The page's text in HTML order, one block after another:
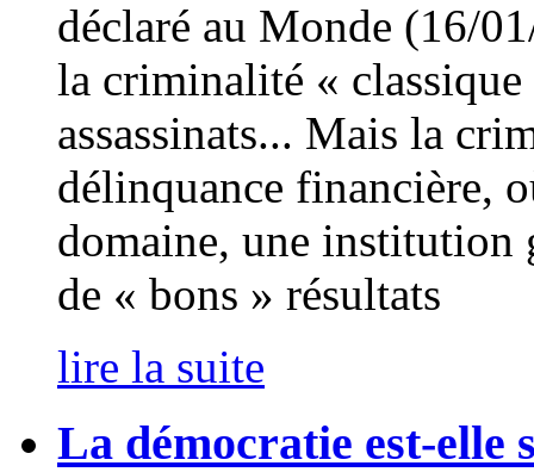
déclaré au Monde (16/
la criminalité « classique
assassinats... Mais la
délinquance financière,
domaine, une
de « bons » résultats
lire la suite
La démocratie est-elle